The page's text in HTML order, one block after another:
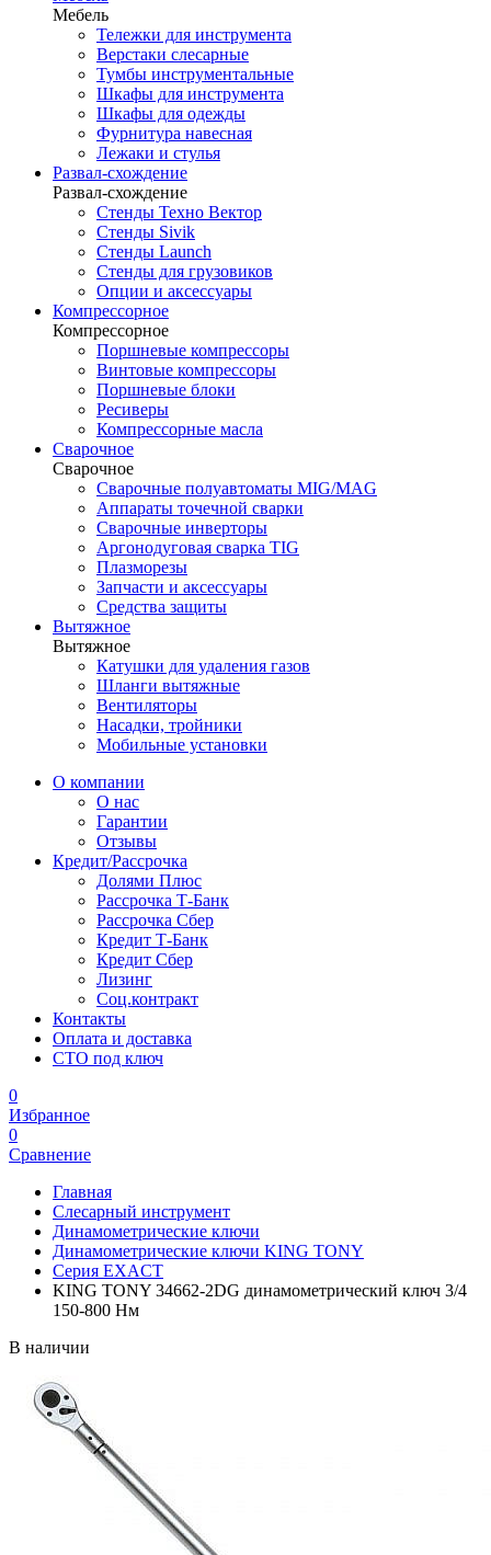
Мебель
Тележки для инструмента
Верстаки слесарные
Тумбы инструментальные
Шкафы для инструмента
Шкафы для одежды
Фурнитура навесная
Лежаки и стулья
Развал-схождение
Развал-схождение
Стенды Техно Вектор
Стенды Sivik
Стенды Launch
Стенды для грузовиков
Опции и аксессуары
Компрессорное
Компрессорное
Поршневые компрессоры
Винтовые компрессоры
Поршневые блоки
Ресиверы
Компрессорные масла
Сварочное
Сварочное
Сварочные полуавтоматы MIG/MAG
Аппараты точечной сварки
Сварочные инверторы
Аргонодуговая сварка TIG
Плазморезы
Запчасти и аксессуары
Средства защиты
Вытяжное
Вытяжное
Катушки для удаления газов
Шланги вытяжные
Вентиляторы
Насадки, тройники
Мобильные установки
О компании
О нас
Гарантии
Отзывы
Кредит/Рассрочка
Долями Плюс
Рассрочка Т-Банк
Рассрочка Сбер
Кредит Т-Банк
Кредит Сбер
Лизинг
Соц.контракт
Контакты
Оплата и доставка
СТО под ключ
0
Избранное
0
Сравнение
Главная
Слесарный инструмент
Динамометрические ключи
Динамометрические ключи KING TONY
Серия EXACT
KING TONY 34662-2DG динамометрический ключ 3/4
150-800 Нм
В наличии